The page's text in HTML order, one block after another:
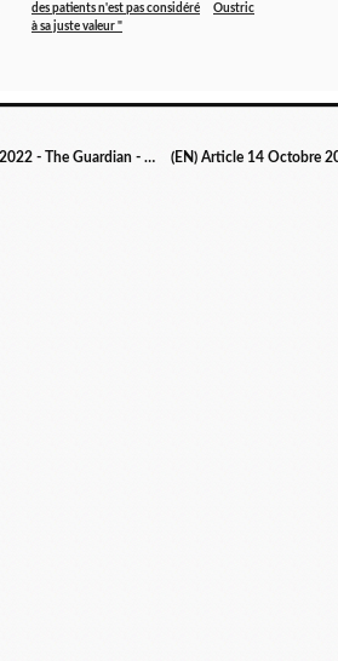
des patients n'est pas considéré
à sa juste valeur "
Oustric
(EN) Article 17 Octobre 2022 - The Guardian - Fauci urges US to resume long Covid research funding efforts